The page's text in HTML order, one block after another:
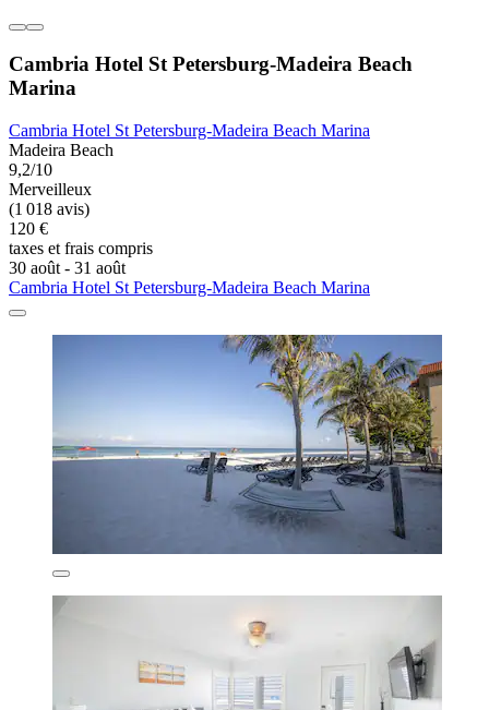
Cambria Hotel St Petersburg-Madeira Beach
Marina
Cambria Hotel St Petersburg-Madeira Beach Marina
Madeira Beach
9,2/10
Merveilleux
(1 018 avis)
120 €
taxes et frais compris
30 août - 31 août
Cambria Hotel St Petersburg-Madeira Beach Marina